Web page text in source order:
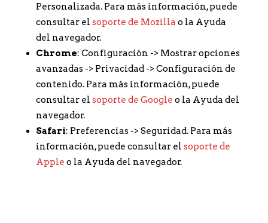
Personalizada. Para más información, puede
consultar el soporte de Mozilla o la Ayuda
del navegador.
Chrome: Configuración -> Mostrar opciones
avanzadas -> Privacidad -> Configuración de
contenido. Para más información, puede
consultar el soporte de Google o la Ayuda del
navegador.
Safari: Preferencias -> Seguridad. Para más
información, puede consultar el soporte de
Apple o la Ayuda del navegador.